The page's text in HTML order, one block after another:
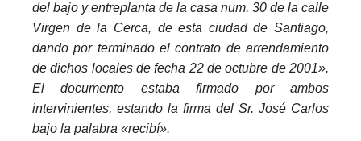
del bajo y entreplanta de la casa num. 30 de la calle
Virgen de la Cerca, de esta ciudad de Santiago,
dando por terminado el contrato de arrendamiento
de dichos locales de fecha 22 de octubre de 2001».
El documento estaba firmado por ambos
intervinientes, estando la firma del Sr. José Carlos
bajo la palabra «recibí».